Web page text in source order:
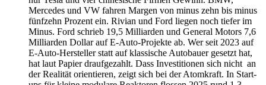
Mercedes und VW fahren Margen von minus zehn bis minus
fünfzehn Prozent ein. Rivian und Ford liegen noch tiefer im
Minus. Ford schrieb 19,5 Milliarden und General Motors 7,6
Milliarden Dollar auf E-Auto-Projekte ab. Wer seit 2023 auf
E-Auto-Hersteller statt auf klassische Autobauer gesetzt hat,
hat laut Papier draufgezahlt. Dass Investitionen sich nicht an
der Realität orientieren, zeigt sich bei der Atomkraft. In Start-